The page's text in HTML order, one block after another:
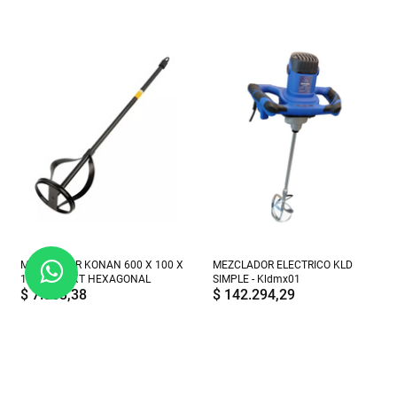
MEZCLADOR KONAN 600 X 100 X
10 MM KMXT HEXAGONAL
$7.363,38
MEZCLADOR ELECTRICO KLD
SIMPLE - Kldmx01
$ 142.294,29